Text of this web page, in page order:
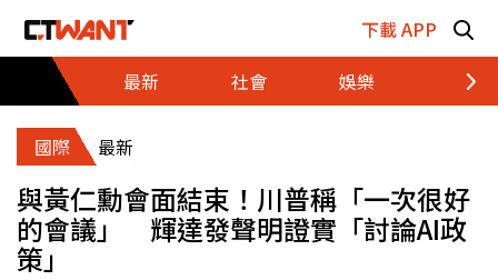
下載 APP
最新
社會 娛樂 財經
國際 最新
與黃仁勳會面結束！川普稱「一次很好
的會議」 輝達發聲明證實「討論AI政
策」